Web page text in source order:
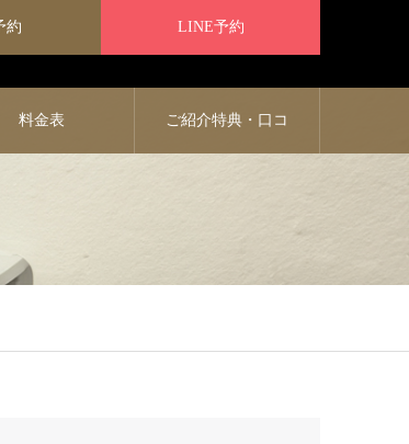
約 LINE予約
料金表 ご紹介特典・口コ